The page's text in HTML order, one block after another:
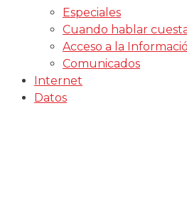
Especiales
Cuando hablar
Acceso a la
Comunicados
Internet
Datos